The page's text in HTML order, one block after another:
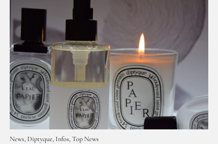
News Diptyque Infos Top News